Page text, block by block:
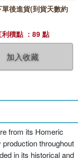
加入收藏
後進貨(到貨天數約
積點 ：89 點
from its Homeric
throughout
in its historical and